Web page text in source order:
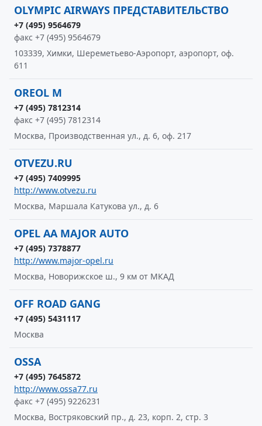
OLYMPIC AIRWAYS ПРЕДСТАВИТЕЛЬСТВО
+7 (495) 9564679
факс +7 (495) 9564679
103339, Химки, Шереметьево-Аэропорт, аэропорт, оф.
611
OREOL M
+7 (495) 7812314
факс +7 (495) 7812314
Москва, Производственная ул., д. 6, оф. 217
OTVEZU.RU
+7 (495) 7409995
http://www.otvezu.ru
Москва, Маршала Катукова ул., д. 6
OPEL AA MAJOR AUTO
+7 (495) 7378877
http://www.major-opel.ru
Москва, Новорижское ш., 9 км от МКАД
OFF ROAD GANG
+7 (495) 5431117
Москва
OSSA
+7 (495) 7645872
http://www.ossa77.ru
факс +7 (495) 9226231
Москва, Востряковский пр., д. 23, корп. 2, стр. 3